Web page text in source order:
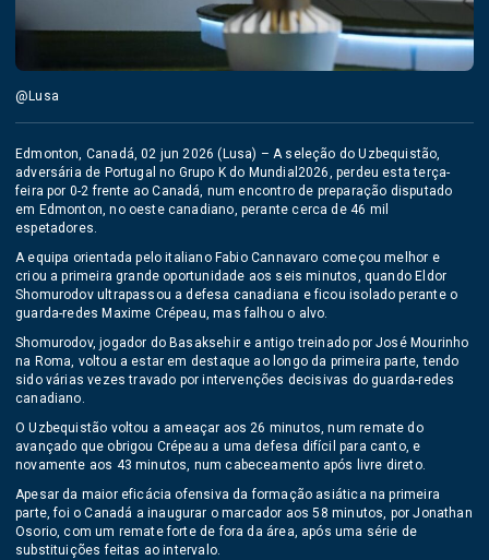
@Lusa
Edmonton, Canadá, 02 jun 2026 (Lusa) – A seleção do Uzbequistão,
adversária de Portugal no Grupo K do Mundial2026, perdeu esta terça-
feira por 0-2 frente ao Canadá, num encontro de preparação disputado
em Edmonton, no oeste canadiano, perante cerca de 46 mil
espetadores.
A equipa orientada pelo italiano Fabio Cannavaro começou melhor e
criou a primeira grande oportunidade aos seis minutos, quando Eldor
Shomurodov ultrapassou a defesa canadiana e ficou isolado perante o
guarda-redes Maxime Crépeau, mas falhou o alvo.
Shomurodov, jogador do Basaksehir e antigo treinado por José Mourinho
na Roma, voltou a estar em destaque ao longo da primeira parte, tendo
sido várias vezes travado por intervenções decisivas do guarda-redes
canadiano.
O Uzbequistão voltou a ameaçar aos 26 minutos, num remate do
avançado que obrigou Crépeau a uma defesa difícil para canto, e
novamente aos 43 minutos, num cabeceamento após livre direto.
Apesar da maior eficácia ofensiva da formação asiática na primeira
parte, foi o Canadá a inaugurar o marcador aos 58 minutos, por Jonathan
Osorio, com um remate forte de fora da área, após uma série de
substituições feitas ao intervalo.